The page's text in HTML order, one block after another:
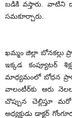
బడికి వస్తారు. వాటిని
సమకూర్చారు.
ఖమ్మం జిల్లా బోనకల్లు
ఇక్కడ కంప్యూటర్‌
మాధ్యమంలో బోధన
వాలంటీర్‌కు ఆరు నెలల
చొప్పున చెల్లిస్తూ
అధ్యక్షుడు డాక్టర్‌